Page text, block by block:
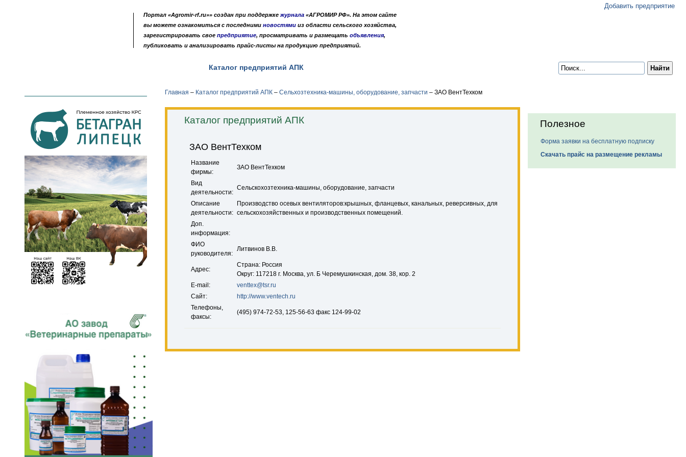
Добавить предприятие
Портал «Agromir-rf.ru»» создан при поддержке журнала «АГРОМИР РФ». На этом сайте
вы можете ознакомиться с последними новостями из области сельского хозяйства,
зарегистрировать свое предприятие, просматривать и размещать объявления,
публиковать и анализировать прайс-листы на продукцию предприятий.
Каталог предприятий АПК
Главная – Каталог предприятий АПК – Сельхозтехника-машины, оборудование, запчасти – ЗАО ВентТехком
Каталог предприятий АПК
ЗАО ВентТехком
Название
фирмы:
ЗАО ВентТехком
Вид
деятельности:
Сельскохозтехника-машины, оборудование, запчасти
Описание
деятельности:
Производство осевых вентиляторов:крышных, фланцевых, канальных, реверсивных, для
сельскохозяйственных и производственных помещений.
Доп.
информация:
ФИО
руководителя:
Литвинов В.В.
Адрес:
Страна: Россия
Округ: 117218 г. Москва, ул. Б Черемушкинская, дом. 38, кор. 2
E-mail:
venttex@tsr.ru
Сайт:
http://www.ventech.ru
Телефоны,
факсы:
(495) 974-72-53, 125-56-63 факс 124-99-02
Полезное
Форма заявки на бесплатную подписку
Скачать прайс на размещение рекламы